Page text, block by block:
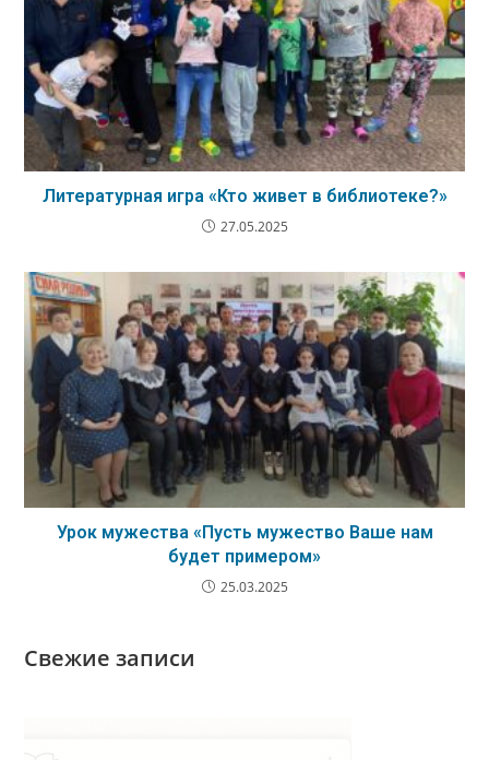
Литературная игра «Кто живет в библиотеке?»
27.05.2025
Урок мужества «Пусть мужество Ваше нам
будет примером»
25.03.2025
Свежие записи